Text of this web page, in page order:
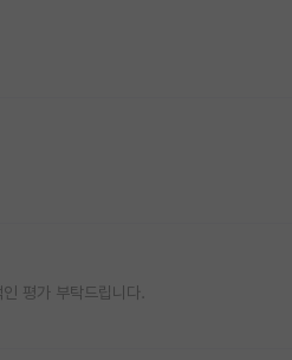
평가 부탁드립니다.